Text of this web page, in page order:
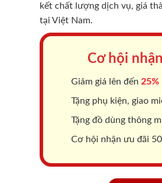
kết chất lượng dịch vụ, giá
tại Việt Nam.
Cơ hội
Giảm giá lên đến 25%
Tặng phụ kiện, giao
Tặng đồ dùng thông
Cơ hội nhận ưu đãi